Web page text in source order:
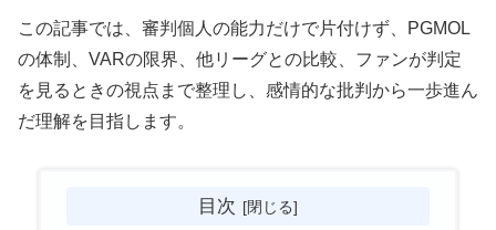
この記事では、審判個人の能力だけで片付けず、PGMOL
の体制、VARの限界、他リーグとの比較、ファンが判定
を見るときの視点まで整理し、感情的な批判から一歩進ん
だ理解を目指します。
目次